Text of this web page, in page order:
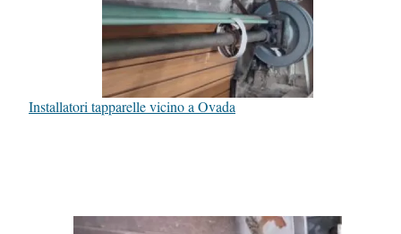
Installatori tapparelle vicino a Ovada